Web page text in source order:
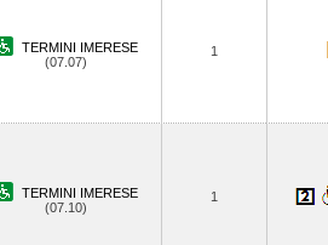
TERMINI IMERESE
(07.07)
1
TERMINI IMERESE
(07.10)
1